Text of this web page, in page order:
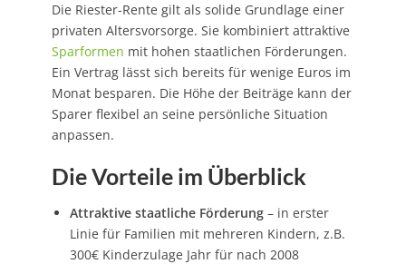
Die Riester-Rente gilt als solide Grundlage einer
privaten Altersvorsorge. Sie kombiniert attraktive
Sparformen mit hohen staatlichen Förderungen.
Ein Vertrag lässt sich bereits für wenige Euros im
Monat besparen. Die Höhe der Beiträge kann der
Sparer flexibel an seine persönliche Situation
anpassen.
Die Vorteile im Überblick
Attraktive staatliche Förderung– in erster
Linie für Familien mit mehreren Kindern, z.B.
300€ Kinderzulage Jahr für nach 2008